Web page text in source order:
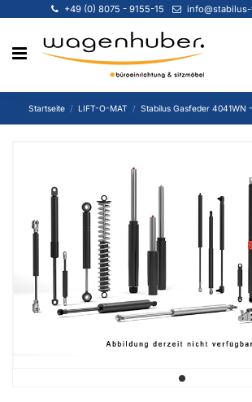
+49 (0) 8075 - 9155-15
Startseite LIFT-O-MAT Stabilus Gasfeder 4041WN